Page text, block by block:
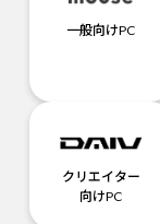
一般向けPC
クリエイター
向けPC